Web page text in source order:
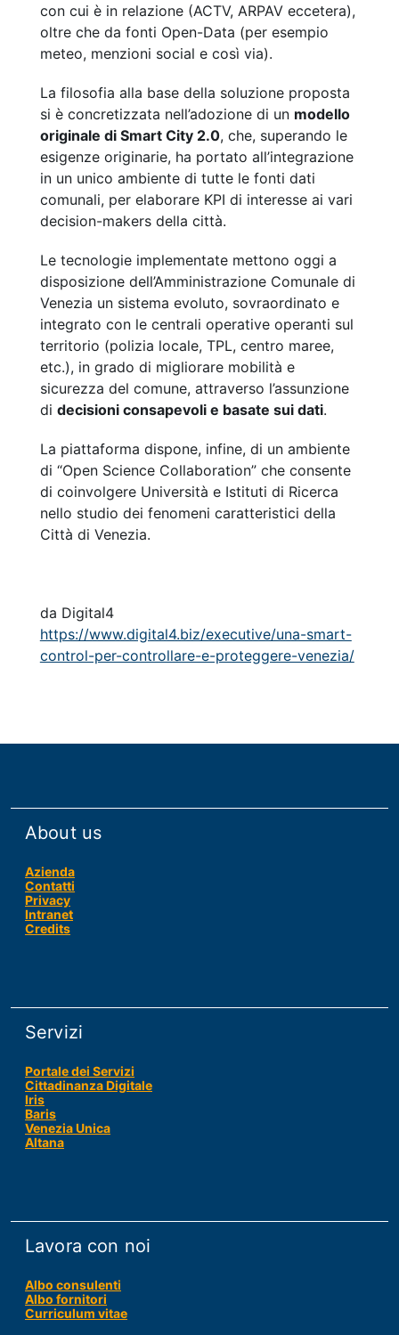
con cui è in relazione (ACTV, ARPAV eccetera),
oltre che da fonti Open-Data (per esempio
meteo, menzioni social e così via).
La filosofia alla base della soluzione proposta
si è concretizzata nell’adozione di un modello
originale di Smart City 2.0, che, superando le
esigenze originarie, ha portato all’integrazione
in un unico ambiente di tutte le fonti dati
comunali, per elaborare KPI di interesse ai vari
decision-makers della città.
Le tecnologie implementate mettono oggi a
disposizione dell’Amministrazione Comunale di
Venezia un sistema evoluto, sovraordinato e
integrato con le centrali operative operanti sul
territorio (polizia locale, TPL, centro maree,
etc.), in grado di migliorare mobilità e
sicurezza del comune, attraverso l’assunzione
di decisioni consapevoli e basate sui dati.
La piattaforma dispone, infine, di un ambiente
di “Open Science Collaboration” che consente
di coinvolgere Università e Istituti di Ricerca
nello studio dei fenomeni caratteristici della
Città di Venezia.
da Digital4
https://www.digital4.biz/executive/una-smart-
control-per-controllare-e-proteggere-venezia/
About us
Azienda
Contatti
Privacy
Intranet
Credits
Servizi
Portale dei Servizi
Cittadinanza Digitale
Iris
Baris
Venezia Unica
Altana
Lavora con noi
Albo consulenti
Albo fornitori
Curriculum vitae